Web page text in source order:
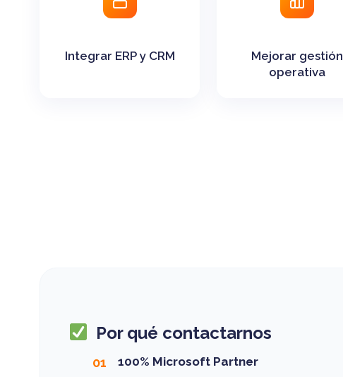
Integrar ERP y CRM
Mejorar gestión
operativa
Por qué contactarnos
01 100% Microsoft Partner